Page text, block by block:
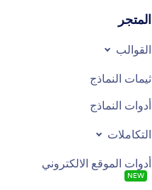
المتجر
القوالب
ثيمات النماذج
أدوات النماذج
التكاملات
أدوات الموقع الالكتروني
NEW